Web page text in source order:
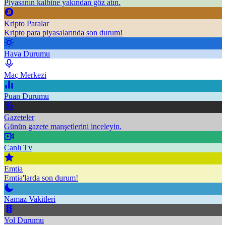
Piyasanın kalbine yakından göz atın.
Kripto Paralar
Kripto para piyasalarında son durum!
Hava Durumu
Maç Merkezi
Puan Durumu
Gazeteler
Günün gazete manşetlerini inceleyin.
Canlı Tv
Emtia
Emtia'larda son durum!
Namaz Vakitleri
Yol Durumu